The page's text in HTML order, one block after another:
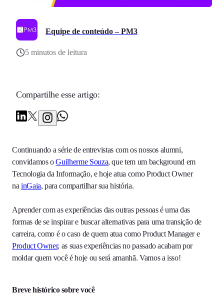
Equipe de conteúdo – PM3
5 minutos de leitura
Compartilhe esse artigo:
Continuando a série de entrevistas com os nossos alumni,
convidamos oGuilherme Souza, que tem um background em
Tecnologia da Informação, e hoje atua como Product Owner
na inGaia, para compartilhar sua história.
Aprender com as experiências das outras pessoas é uma das
formas de se inspirar e buscar alternativas para uma transição de
carreira, como é o caso de quem atua como Product Manager e
Product Owner, as suas experiências no passado acabam por
moldar quem você é hoje ou será amanhã. Vamos a isso!
Breve histórico sobre você